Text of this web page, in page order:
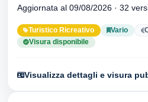
Aggiornata al
Turistico Ricreativo Vario
Visura disponibile
Visualizza dettagli e visura